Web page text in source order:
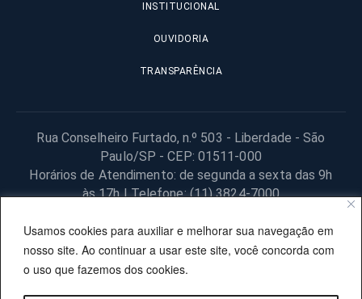
Usamos cookies para auxiliar e melhorar sua navegação em
nosso site. Ao continuar a usar este site, você concorda com
o uso que fazemos dos cookies.
INSTITUCIONAL
OUVIDORIA
TRANSPARÊNCIA
Rua Conselheiro Furtado, n.º 503 - Liberdade - São
Paulo/SP - CEP: 01511-000
Horários de Atendimento: de segunda a sexta das 9h
às 17h | Telefone: (11) 3824-7000
© 2025 Fundação Procon – SP – Todos os direitos reservados. |
Site desenvolvido pela PRODESP.